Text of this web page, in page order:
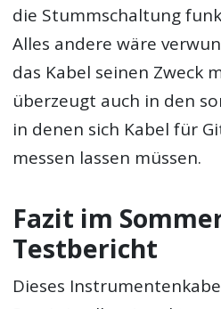
die Stummschaltung
Alles andere wäre
das Kabel seinen Zweck
überzeugt auch in den
in denen sich Kabel für
messen lassen müssen.
Fazit im
Testbericht
Dieses